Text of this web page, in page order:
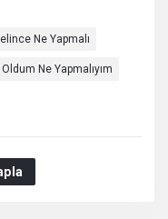
Ne Yapmalı
Oldum Ne Yapmalıyım